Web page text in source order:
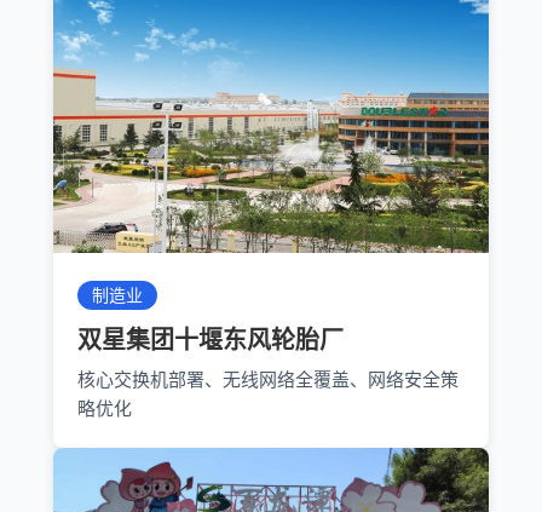
制造业
双星集团十堰东风轮胎厂
核心交换机部署、无线网络全覆盖、网络安全策
略优化